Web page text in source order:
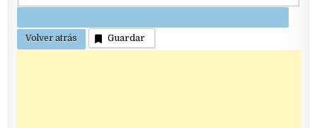
Guardar